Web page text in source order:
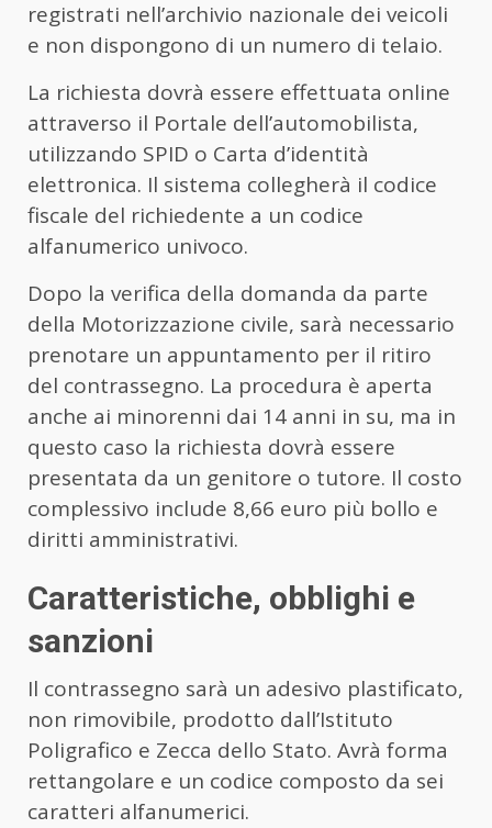
registrati nell’archivio nazionale dei veicoli
e non dispongono di un numero di telaio.
La richiesta dovrà essere effettuata online
attraverso il Portale dell’automobilista,
utilizzando SPID o Carta d’identità
elettronica. Il sistema collegherà il codice
fiscale del richiedente a un codice
alfanumerico univoco.
Dopo la verifica della domanda da parte
della Motorizzazione civile, sarà necessario
prenotare un appuntamento per il ritiro
del contrassegno. La procedura è aperta
anche ai minorenni dai 14 anni in su, ma in
questo caso la richiesta dovrà essere
presentata da un genitore o tutore. Il costo
complessivo include 8,66 euro più bollo e
diritti amministrativi.
Caratteristiche, obblighi e
sanzioni
Il contrassegno sarà un adesivo plastificato,
non rimovibile, prodotto dall’Istituto
Poligrafico e Zecca dello Stato. Avrà forma
rettangolare e un codice composto da sei
caratteri alfanumerici.